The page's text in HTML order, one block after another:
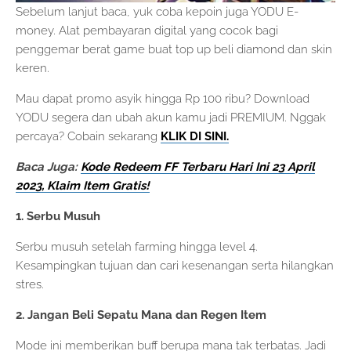
Sebelum lanjut baca, yuk coba kepoin juga YODU E-
money. Alat pembayaran digital yang cocok bagi
penggemar berat game buat top up beli diamond dan skin
keren.
Mau dapat promo asyik hingga Rp 100 ribu? Download
YODU segera dan ubah akun kamu jadi PREMIUM. Nggak
percaya? Cobain sekarang KLIK DI SINI.
Baca Juga: Kode Redeem FF Terbaru Hari Ini 23 April
2023, Klaim Item Gratis!
1. Serbu Musuh
Serbu musuh setelah farming hingga level 4.
Kesampingkan tujuan dan cari kesenangan serta hilangkan
stres.
2. Jangan Beli Sepatu Mana dan Regen Item
Mode ini memberikan buff berupa mana tak terbatas. Jadi